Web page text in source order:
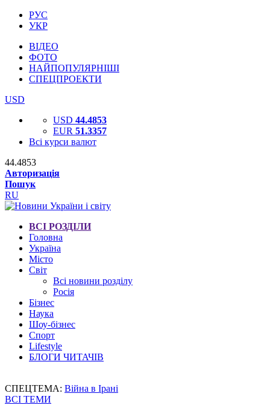
РУС
УКР
ВІДЕО
ФОТО
НАЙПОПУЛЯРНІШІ
СПЕЦПРОЕКТИ
USD
USD 44.4853
EUR 51.3357
Всі курси валют
44.4853
Авторизація
Пошук
RU
ВСІ РОЗДІЛИ
Головна
Україна
Місто
Світ
Всі новини розділу
Росія
Бізнес
Наука
Шоу-бізнес
Спорт
Lifestyle
БЛОГИ ЧИТАЧІВ
СПЕЦТЕМА: Війна в Ірані
ВСІ ТЕМИ